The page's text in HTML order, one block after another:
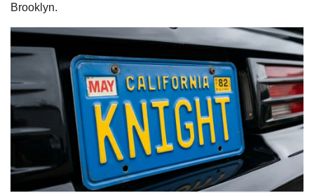
Brooklyn.